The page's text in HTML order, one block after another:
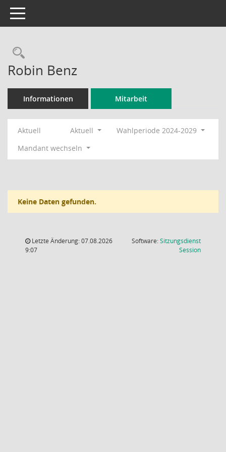
Toggle navigation
Rechercheauswahl
Robin Benz
Informationen Mitarbeit
Aktuell Aktuell
Wahlperiode 2024-2029
Mandant wechseln
Keine Daten gefunden.
Letzte Änderung: 07.08.2026
9:07
Software:Sitzungsdienst
Session(Wird in